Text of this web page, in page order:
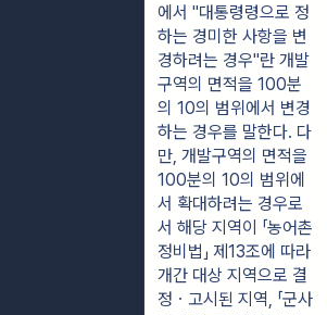
에서 "대통령령으로 정
하는 경미한 사항을 변
경하려는 경우"란 개발
구역의 면적을 100분
의 10의 범위에서 변경
하는 경우를 말한다. 다
만, 개발구역의 면적을
100분의 10의 범위에
서 확대하려는 경우로
서 해당 지역이 「농어촌
정비법」 제13조에 따라
개간 대상 지역으로 결
정ㆍ고시된 지역, 「군사